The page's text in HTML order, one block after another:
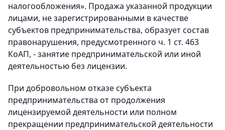
налогообложения». Продажа указанной продукции
лицами, не зарегистрированными в качестве
субъектов предпринимательства, образует состав
правонарушения, предусмотренного ч. 1 ст. 463
КоАП, - занятие предпринимательской или иной
деятельностью без лицензии.
При добровольном отказе субъекта
предпринимательства от продолжения
лицензируемой деятельности или полном
прекращении предпринимательской деятельности